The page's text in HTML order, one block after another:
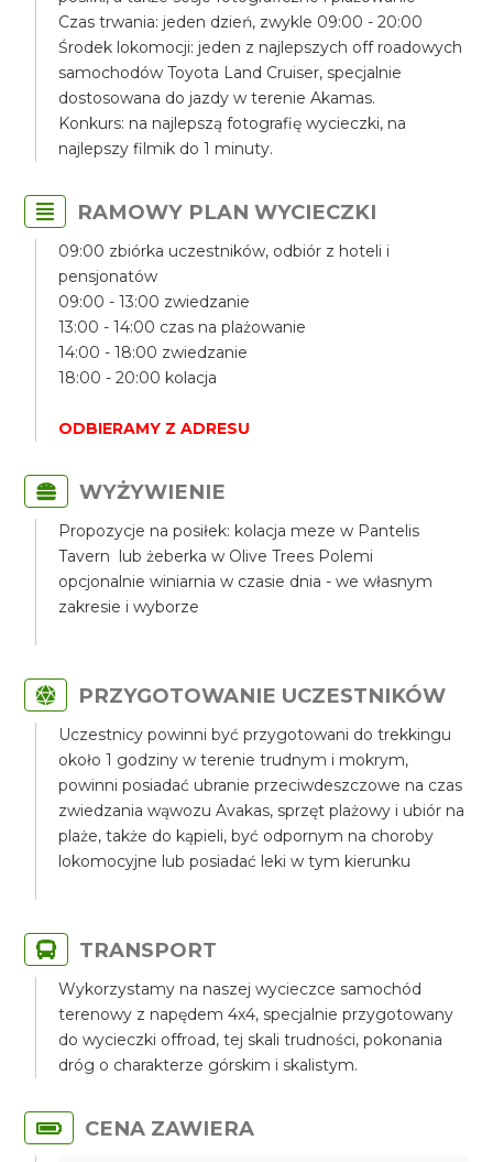
Czas trwania: jeden dzień, zwykle 09:00 - 20:00
Środek lokomocji: jeden z najlepszych off roadowych
samochodów Toyota Land Cruiser, specjalnie
dostosowana do jazdy w terenie Akamas.
Konkurs: na najlepszą fotografię wycieczki, na
najlepszy filmik do 1 minuty.
RAMOWY PLAN WYCIECZKI
09:00 zbiórka uczestników, odbiór z hoteli i
pensjonatów
09:00 - 13:00 zwiedzanie
13:00 - 14:00 czas na plażowanie
14:00 - 18:00 zwiedzanie
18:00 - 20:00 kolacja
ODBIERAMY Z ADRESU
WYŻYWIENIE
Propozycje na posiłek: kolacja meze w Pantelis
Tavern lub żeberka w Olive Trees Polemi
opcjonalnie winiarnia w czasie dnia - we własnym
zakresie i wyborze
PRZYGOTOWANIE UCZESTNIKÓW
Uczestnicy powinni być przygotowani do trekkingu
około 1 godziny w terenie trudnym i mokrym,
powinni posiadać ubranie przeciwdeszczowe na czas
zwiedzania wąwozu Avakas, sprzęt plażowy i ubiór na
plaże, także do kąpieli, być odpornym na choroby
lokomocyjne lub posiadać leki w tym kierunku
TRANSPORT
Wykorzystamy na naszej wycieczce samochód
terenowy z napędem 4x4, specjalnie przygotowany
do wycieczki offroad, tej skali trudności, pokonania
dróg o charakterze górskim i skalistym.
CENA ZAWIERA